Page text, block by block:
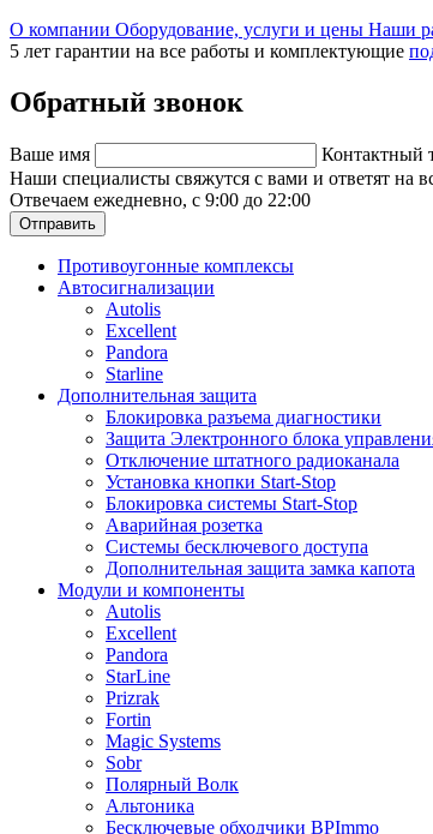
О компании Оборудование, услуги и цены Наши
5 лет гарантии на все работы и комплектующие
Обратный звонок
Ваше имя
Контактный
Наши специалисты свяжутся с вами и ответят на
Отвечаем ежедневно, с 9:00 до 22:00
Отправить
Противоугонные комплексы
Автосигнализации
Autolis
Excellent
Pandora
Starline
Дополнительная защита
Блокировка разъема диагностики
Защита Электронного блока
Отключение штатного радиоканала
Установка кнопки Start-Stop
Блокировка системы Start-Stop
Аварийная розетка
Системы бесключевого доступа
Дополнительная защита замка капота
Модули и компоненты
Autolis
Excellent
Pandora
StarLine
Prizrak
Fortin
Magic Systems
Sobr
Полярный Волк
Альтоника
Бесключевые обходчики BPImmo